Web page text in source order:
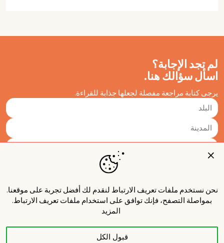
لم تجد الإجابة؟
اسأل سؤالك هنا.
يرجى كتابة مراجعة مفصلة لجعلها جذابة للقراءة.
نحن نستخدم ملفات تعريف الارتباط لنقدم لك أفضل تجربة على موقعنا.
بمواصلة التصفح، فإنك توافق على استخدام ملفات تعريف الارتباط.
المزيد
قبول الكل